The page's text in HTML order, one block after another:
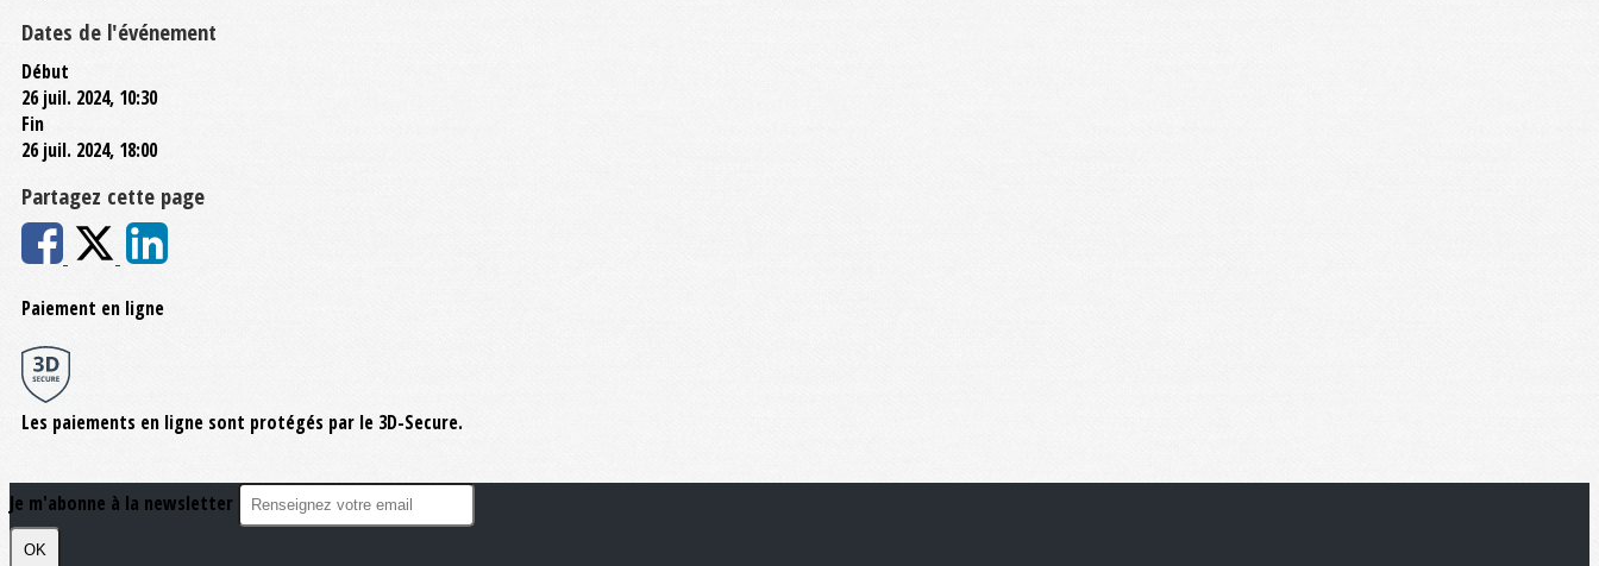
Dates de l'événement
Début
26 juil. 2024, 10:30
Fin
26 juil. 2024, 18:00
Partagez cette page
Paiement en ligne
Les paiements en ligne sont protégés par le 3D-Secure.
Je m'abonne à la newsletter
OK